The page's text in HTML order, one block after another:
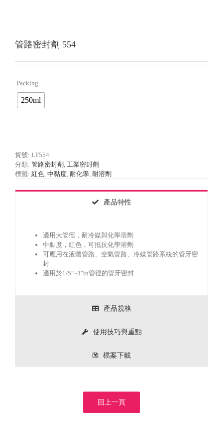
管路密封劑 554
Packing
250ml
貨號: LT554
分類: 管路密封劑 , 工業密封劑
標籤: 紅色, 中黏度, 耐化學, 耐溶劑
產品特性
適用大管徑，耐冷媒與化學溶劑
中黏度，紅色，可抵抗化學溶劑
可應用在液體管路、空氣管路、冷媒管路系統的管牙密
封
適用於1/5″~3″in管徑的管牙密封
產品規格
使用技巧與重點
檔案下載
回上一頁